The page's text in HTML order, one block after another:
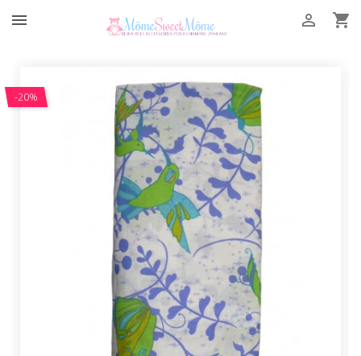
 

-20%